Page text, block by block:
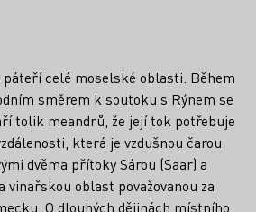
celé moselské oblasti. Během
směrem k soutoku s Rýnem se
tolik meandrů, že její tok potřebuje
která je vzdušnou čarou
dvěma přítoky Sárou (Saar) a
vinařskou oblast považovanou za
O dlouhých dějinách místního